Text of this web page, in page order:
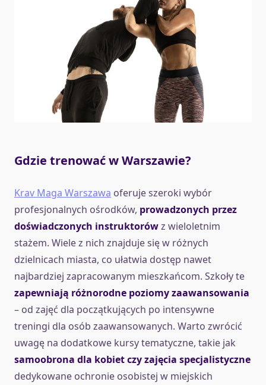
Gdzie trenować w Warszawie?
Krav Maga Warszawa oferuje szeroki wybór
profesjonalnych ośrodków, prowadzonych przez
doświadczonych instruktorówz wieloletnim
stażem. Wiele z nich znajduje się w różnych
dzielnicach miasta, co ułatwia dostęp nawet
najbardziej zapracowanym mieszkańcom. Szkoły te
zapewniają różnorodne poziomy zaawansowania
– od zajęć dla początkujących po intensywne
treningi dla osób zaawansowanych. Warto zwrócić
uwagę na dodatkowe kursy tematyczne, takie jak
samoobrona dla kobiet czy zajęcia specjalistyczne
dedykowane ochronie osobistej w miejskich